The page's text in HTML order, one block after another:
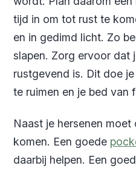
tijd in om tot rust te
en in gedimd licht. Zo
slapen. Zorg ervoor dat
rustgevend is. Dit doe
te ruimen en je bed van
Naast je hersenen
komen. Een goede
daarbij helpen. Een